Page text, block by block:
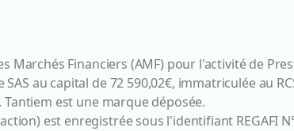
Marchés Financiers (AMF) pour l'activité de
au capital de 72 590,02€, immatriculée au
est une marque déposée.
est enregistrée sous l'identifiant REGAFI